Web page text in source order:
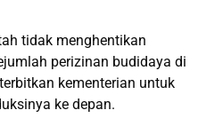
tidak menghentikan
perizinan budidaya di
kementerian untuk
ke depan.